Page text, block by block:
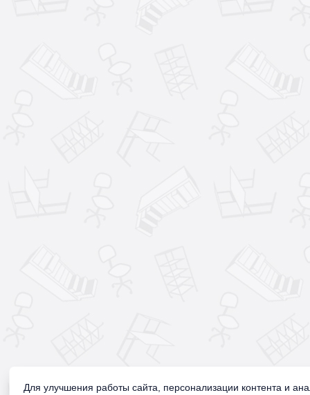
Для улучшения работы сайта, персонализации контента и